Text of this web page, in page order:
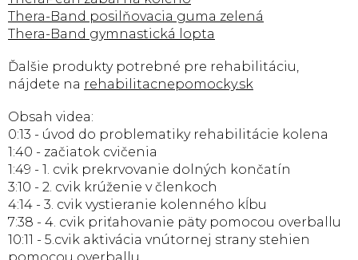
Thera-Band posilňovacia guma zelená
Thera-Band gymnastická lopta
Ďalšie produkty potrebné pre rehabilitáciu,
nájdete na rehabilitacnepomocky.sk
Obsah videa:
0:13 - úvod do problematiky rehabilitácie kolena
1:40 - začiatok cvičenia
1:49 - 1. cvik prekrvovanie dolných končatín
3:10 - 2. cvik krúženie v členkoch
4:14 - 3. cvik vystieranie kolenného kĺbu
7:38 - 4. cvik priťahovanie päty pomocou overballu
10:11 - 5.cvik aktivácia vnútornej strany stehien